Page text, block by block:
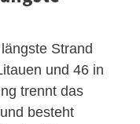
Strand
und 46 in
trennt das
besteht